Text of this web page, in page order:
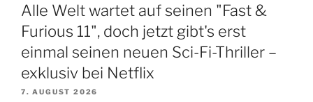
Alle Welt wartet auf seinen "Fast &
Furious 11", doch jetzt gibt's erst
einmal seinen neuen Sci-Fi-Thriller –
exklusiv bei Netflix
7. AUGUST 2026